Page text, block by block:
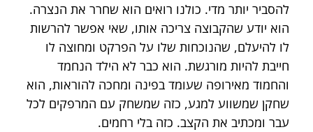
להסביר יותר מדי. כולנו רואים הוא שחרר את הנצרה.
הוא יודע שהקבוצה צריכה אותו, שאי אפשר להרשות
לו להיעלם, שהנוכחות שלו על הפרקט ומחוצה לו
חייבת להיות מורגשת. הוא כבר לא הילד הנחמד
והחמוד מאירופה שעומד בפינה ומחכה להוראות, הוא
שחקן שמשווע למגע, כזה שמשחק עם המרפקים לכל
עבר ומכתיב את הקצב. כזה בלי רחמים.